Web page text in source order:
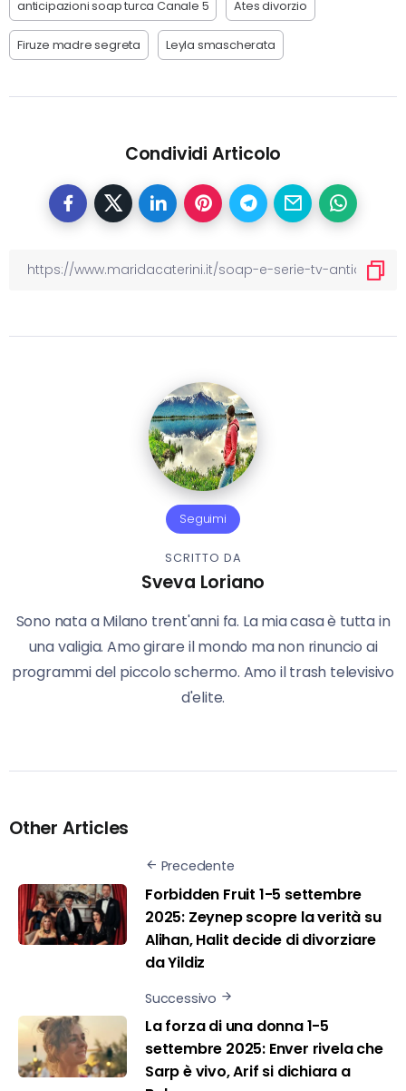
anticipazioni soap turca Canale 5 Ates divorzio
Firuze madre segreta Leyla smascherata
Condividi Articolo
Seguimi
SCRITTO DA
Sveva Loriano
Sono nata a Milano trent'anni fa. La mia casa è tutta in
una valigia. Amo girare il mondo ma non rinuncio ai
programmi del piccolo schermo. Amo il trash televisivo
d'elite.
Other Articles
Precedente
Forbidden Fruit 1-5 settembre
2025: Zeynep scopre la verità su
Alihan, Halit decide di divorziare
da Yildiz
Successivo
La forza di una donna 1-5
settembre 2025: Enver rivela che
Sarp è vivo, Arif si dichiara a